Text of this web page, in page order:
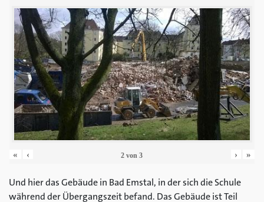
« ‹ 2 von3 › »
Und hier das Gebäude in Bad Emstal, in der sich die Schule
während der Übergangszeit befand. Das Gebäude ist Teil